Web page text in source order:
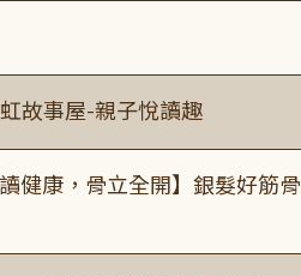
故事屋-親子悅讀趣
健康，骨立全開】銀髮好筋骨